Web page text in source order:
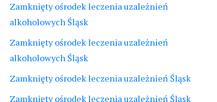
Zamknięty ośrodek leczenia uzależnień
alkoholowych Śląsk
Zamknięty ośrodek leczenia uzależnień
alkoholowych Śląsk
Zamknięty ośrodek leczenia uzależnień Śląsk
Zamknięty ośrodek leczenia uzależnień Śląsk